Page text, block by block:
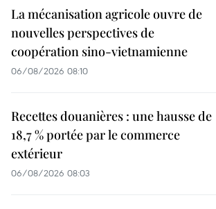
La mécanisation agricole ouvre de
nouvelles perspectives de
coopération sino-vietnamienne
06/08/2026 08:10
Recettes douanières : une hausse de
18,7 % portée par le commerce
extérieur
06/08/2026 08:03